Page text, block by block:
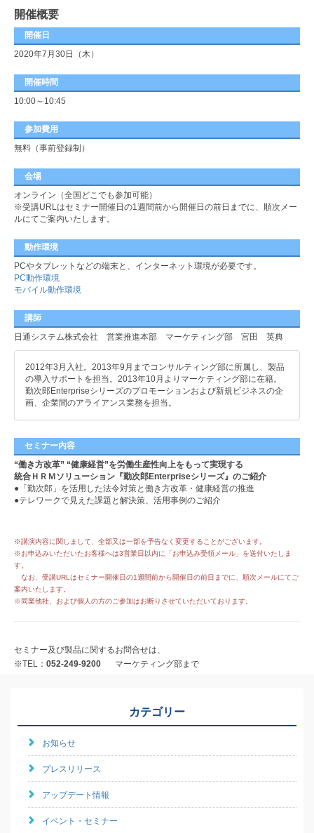
開催概要
開催日
2020年7月30日（木）
開催時間
10:00～10:45
参加費用
無料（事前登録制）
会場
オンライン（全国どこでも参加可能）
※受講URLはセミナー開催日の1週間前から開催日の前日までに、順次メー
ルにてご案内いたします。
動作環境
PCやタブレットなどの端末と、インターネット環境が必要です。
PC動作環境
モバイル動作環境
講師
日通システム株式会社 営業推進本部 マーケティング部 宮田 英典
2012年3月入社。2013年9月までコンサルティング部に所属し、製品
の導入サポートを担当。2013年10月よりマーケティング部に在籍。
勤次郎Enterpriseシリーズのプロモーションおよび新規ビジネスの企
画、企業間のアライアンス業務を担当。
セミナー内容
“働き方改革” “健康経営”を労働生産性向上をもって実現する
統合ＨＲＭソリューション『勤次郎Enterpriseシリーズ』のご紹介
●「勤次郎」を活用した法令対策と働き方改革・健康経営の推進
●テレワークで見えた課題と解決策、活用事例のご紹介
※講演内容に関しまして、全部又は一部を予告なく変更することがございます。
※お申込みいただいたお客様へは3営業日以内に「お申込み受領メール」を送付いたしま
す。
なお、受講URLはセミナー開催日の1週間前から開催日の前日までに、順次メールにてご
案内いたします。
※同業他社、および個人の方のご参加はお断りさせていただいております。
セミナー及び製品に関するお問合せは、
※TEL： 052-249-9200 マーケティング部まで
カテゴリー
お知らせ
プレスリリース
アップデート情報
イベント・セミナー